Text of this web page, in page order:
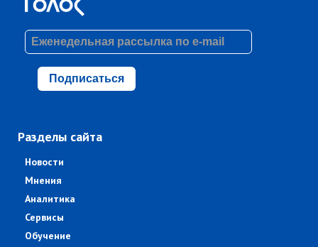
Подписаться
Разделы сайта
Новости
Мнения
Аналитика
Сервисы
Обучение